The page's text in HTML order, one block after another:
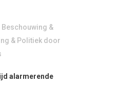
Beschouwing &
& Politiek door
alarmerende